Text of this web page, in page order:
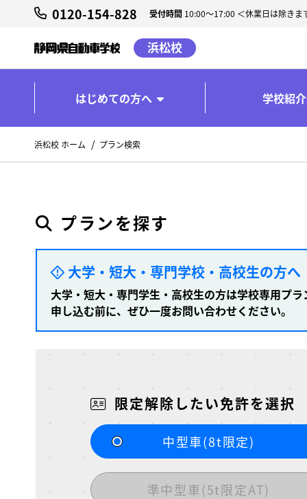
0120-154-828 受付時間 10:00～17:00 ＜休業日は除きま
浜松校
はじめての方へ 学校紹介
浜松校 ホーム プラン検索
プランを探す
大学・短大・専門学校・高校生の方へ
大学・短大・専門学生・高校生の方は学校専用プ
申し込む前に、ぜひ一度お問い合わせください。
限定解除したい免許を選択
中型車(8t限定)
準中型車(5t限定AT)